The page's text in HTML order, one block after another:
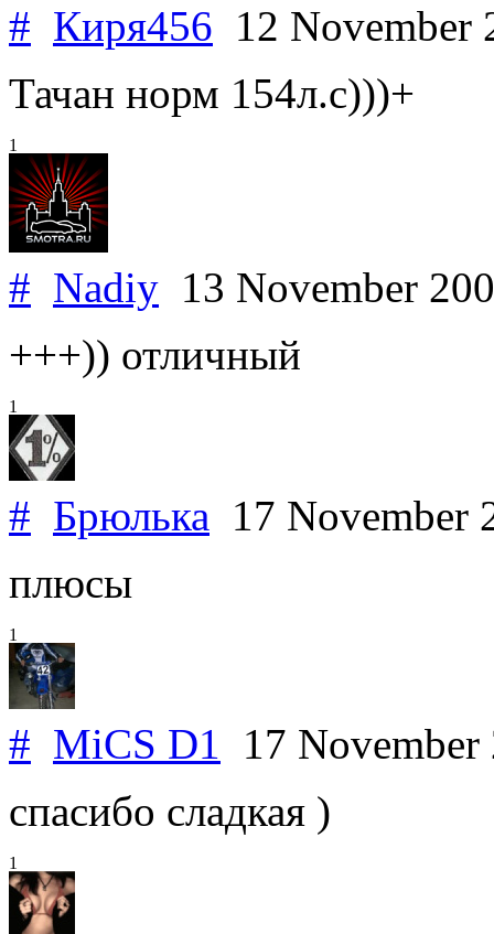
# Киря456 12 November
Тачан норм 154л.с)))+
1
# Nadiy 13 November
+++)) отличный
1
# Брюлька 17 November
плюсы
1
# MiCS D1 17
спасибо сладкая )
1